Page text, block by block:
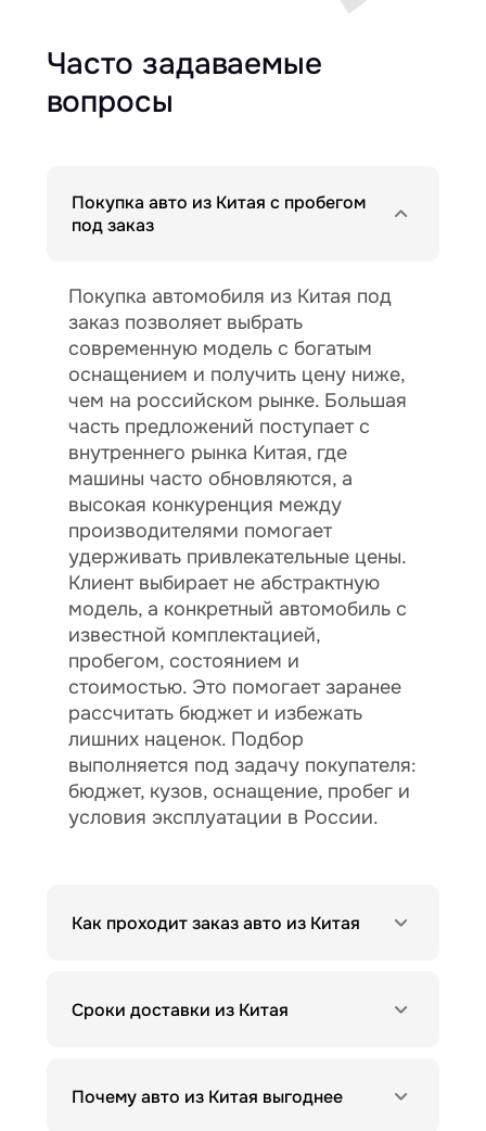
Часто задаваемые
вопросы
Покупка авто из Китая с пробегом
под заказ
Покупка автомобиля из Китая под
заказ позволяет выбрать
современную модель с богатым
оснащением и получить цену ниже,
чем на российском рынке. Большая
часть предложений поступает с
внутреннего рынка Китая, где
машины часто обновляются, а
высокая конкуренция между
производителями помогает
удерживать привлекательные цены.
Клиент выбирает не абстрактную
модель, а конкретный автомобиль с
известной комплектацией,
пробегом, состоянием и
стоимостью. Это помогает заранее
рассчитать бюджет и избежать
лишних наценок. Подбор
выполняется под задачу покупателя:
бюджет, кузов, оснащение, пробег и
условия эксплуатации в России.
Как проходит заказ авто из Китая
Сроки доставки из Китая
Почему авто из Китая выгоднее